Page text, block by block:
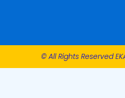
© All Rights Reserved